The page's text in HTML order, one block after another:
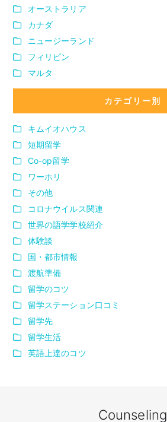
オーストラリア
カナダ
ニュージーランド
フィリピン
マルタ
カテゴリー別
キムイオハウス
短期留学
Co-op留学
ワーホリ
その他
コロナウイルス関連
世界の語学学校紹介
体験談
国・都市情報
渡航準備
留学のコツ
留学ステーション口コミ
留学先
留学生活
英語上達のコツ
Counseling